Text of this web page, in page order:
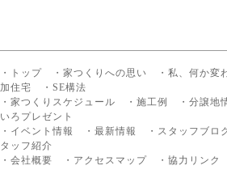
・トップ ・家つくりへの思い ・私、何か変
加住宅
・SE構法
・家つくりスケジュール
・施工例 ・分譲地
いろプレゼント
・イベント情報
・最新情報 ・スタッフブロ
タッフ紹介
・会社概要
・アクセスマップ ・協力リンク